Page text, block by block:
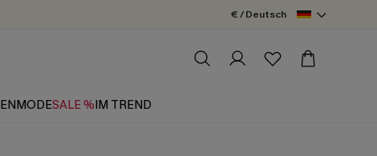
€ / Deutsch
SALE %IM TREND